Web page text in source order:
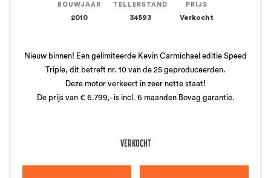
BOUWJAAR
2010
TELLERSTAND
34593
PRIJS
Verkocht
Nieuw binnen! Een gelimiteerde Kevin Carmichael editie Speed
Triple, dit betreft nr. 10 van de 25 geproduceerden.
Deze motor verkeert in zeer nette staat!
De prijs van € 6.799,- is incl. 6 maanden Bovag garantie.
VERKOCHT